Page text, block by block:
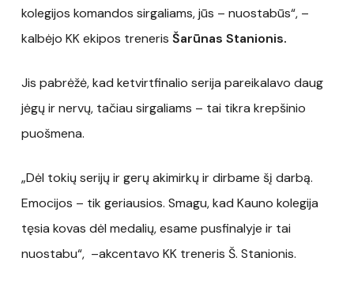
kolegijos komandos sirgaliams, jūs – nuostabūs“, –
kalbėjo KK ekipos treneris Šarūnas Stanionis.
Jis pabrėžė, kad ketvirtfinalio serija pareikalavo daug
jėgų ir nervų, tačiau sirgaliams – tai tikra krepšinio
puošmena.
„Dėl tokių serijų ir gerų akimirkų ir dirbame šį darbą.
Emocijos – tik geriausios. Smagu, kad Kauno kolegija
tęsia kovas dėl medalių, esame pusfinalyje ir tai
nuostabu“, –akcentavo KK treneris Š. Stanionis.